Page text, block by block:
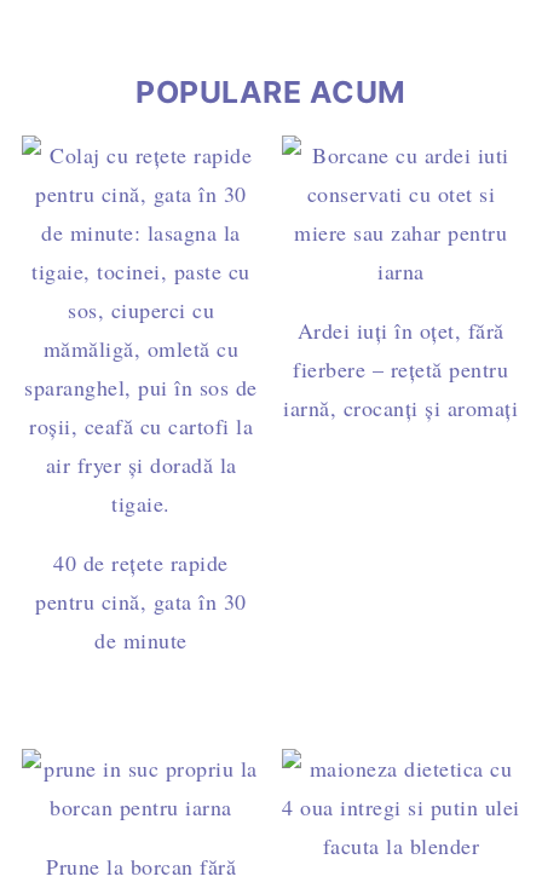
POPULARE ACUM
40 de rețete rapide
pentru cină, gata în 30
de minute
Ardei iuți în oțet, fără
fierbere – rețetă pentru
iarnă, crocanți și aromați
Prune la borcan fără